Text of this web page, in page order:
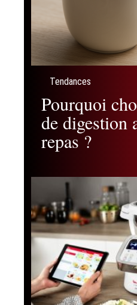
Tendances
Pourquoi
de digestion
repas ?